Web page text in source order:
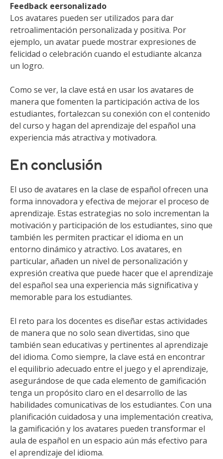
Feedback eersonalizado
Los avatares pueden ser utilizados para dar
retroalimentación personalizada y positiva. Por
ejemplo, un avatar puede mostrar expresiones de
felicidad o celebración cuando el estudiante alcanza
un logro.
Como se ver, la clave está en usar los avatares de
manera que fomenten la participación activa de los
estudiantes, fortalezcan su conexión con el contenido
del curso y hagan del aprendizaje del español una
experiencia más atractiva y motivadora.
En conclusión
El uso de avatares en la clase de español ofrecen una
forma innovadora y efectiva de mejorar el proceso de
aprendizaje. Estas estrategias no solo incrementan la
motivación y participación de los estudiantes, sino que
también les permiten practicar el idioma en un
entorno dinámico y atractivo. Los avatares, en
particular, añaden un nivel de personalización y
expresión creativa que puede hacer que el aprendizaje
del español sea una experiencia más significativa y
memorable para los estudiantes.
El reto para los docentes es diseñar estas actividades
de manera que no solo sean divertidas, sino que
también sean educativas y pertinentes al aprendizaje
del idioma. Como siempre, la clave está en encontrar
el equilibrio adecuado entre el juego y el aprendizaje,
asegurándose de que cada elemento de gamificación
tenga un propósito claro en el desarrollo de las
habilidades comunicativas de los estudiantes. Con una
planificación cuidadosa y una implementación creativa,
la gamificación y los avatares pueden transformar el
aula de español en un espacio aún más efectivo para
el aprendizaje del idioma.